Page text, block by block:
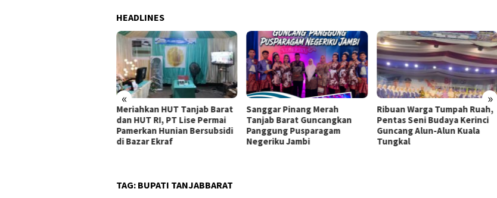
HEADLINES
« »
Meriahkan HUT Tanjab Barat
dan HUT RI, PT Lise Permai
Pamerkan Hunian Bersubsidi
di Bazar Ekraf
Sanggar Pinang Merah
Tanjab Barat Guncangkan
Panggung Pusparagam
Negeriku Jambi
Ribuan Warga Tumpah Ruah,
Pentas Seni Budaya Kerinci
Guncang Alun-Alun Kuala
Tungkal
TAG: BUPATI TANJABBARAT